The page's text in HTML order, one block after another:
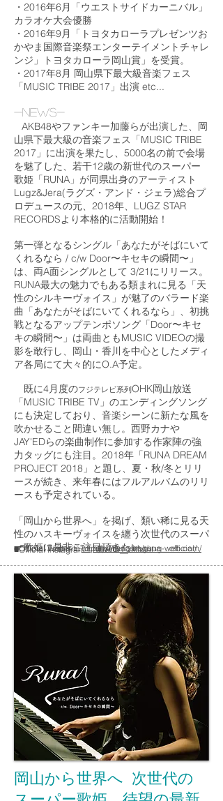
・2016年6月「ウエストサイドカーニバル」
カラオケ大会優勝
・2016年9月「トヨタカローラプレゼンツお
かやま国際音楽祭エンターテイメントチャレ
ンジ」トヨタカローラ岡山賞」を受賞。
・2017年8月 岡山県下最大級音楽フェス
「MUSIC TRIBE 2017」出演 etc...
-News-
AKB48やファンキー加藤らが出演した、岡
山県下最大級の音楽フェス「MUSIC TRIBE
2017」に出演を果たし、5000名の前で会場
を魅了した、若干12歳の新世代のスーパー
歌姫「RUNA」が同県出身のアーティスト
Lugz&Jera(ラグズ・アンド・ジェラ)総合プ
ロデュースの元、2018年、LUGZ STAR
RECORDSより本格的に活動開始！
第一弾となるシングル「あなたがそばにいて
くれるなら / c/w Door〜キセキの瞬間〜」
は、両A面シングルとして 3/21にリリース。
RUNA最大の魅力でもある類まれに見る「天
性のシルキーヴォイス」が魅了のバラード楽
曲「あなたがそばにいてくれるなら」、初挑
戦となるアップテンポソング「Door〜キセ
キの瞬間〜」は両曲ともMUSIC VIDEOの撮
影を敢行し、岡山・香川を中心としたメディ
ア各局にて大々的にO.A予定。
既に4月度のフジテレビ系列OHK岡山放送
「MUSIC TRIBE TV」のエンディングソング
にも決定しており、音楽シーンに新たな風を
吹かせること間違い無し。西野カナや
JAY'EDらの楽曲制作に参加する作家陣の強
力タッグにも注目。2018年「RUNA DREAM
PROJECT 2018」と題し、夏・秋/冬とリリ
ースが続き、来年春にはフルアルバムのリリ
ースも予定されている。
​「岡山から世界へ」を掲げ、類い稀に見る天
性のハスキーヴォイスを纏う次世代のスーパ
ー歌姫に是非ご注目頂きたい。
■Official Web site ：http://runa.hughug-web.com/
■Official Twitter：http://twitter.com/runa__official/
■Official Instagram： @runa__official
岡山から世界へ 次世代の